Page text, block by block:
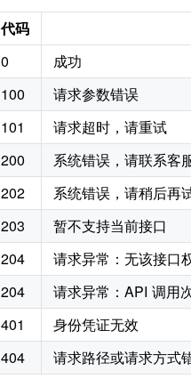
代码
0
成功
100
请求参数错误
101
请求超时，请重试
200
系统错误，请联系客
202
系统错误，请稍后再
203
暂不支持当前接口
204
请求异常：无该接口
204
请求异常：API 调用
401
身份凭证无效
404
请求路径或请求方式